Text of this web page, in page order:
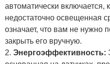
автоматически включается,
недостаточно освещенная
означает, что вам не нужно
закрыть его вручную.
2. Энергоэффективность: